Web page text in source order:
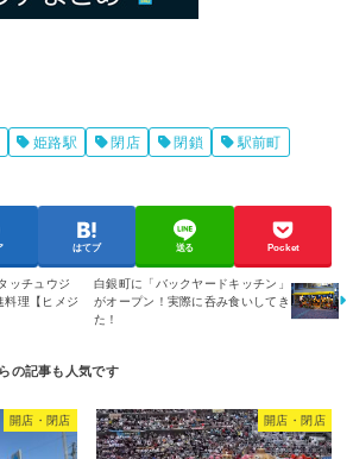
姫路駅 閉店 閉鎖
駅前町
はてブ 送る Pocket
ッチュウジ
料理【ヒメジ
白銀町に「バックヤードキッチン」
がオープン！実際に呑み食いしてき
た！
開店・閉店 開店・閉店